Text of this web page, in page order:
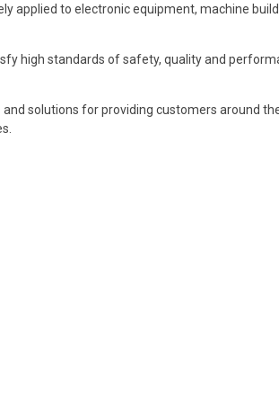
applied to electronic equipment, machine
high standards of safety, quality and
solutions for providing customers around